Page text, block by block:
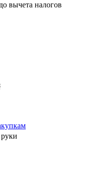
до вычета налогов